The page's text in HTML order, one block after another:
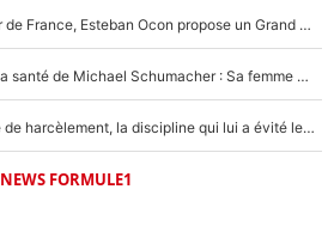
Comme pour le final du Tour de France, Esteban Ocon propose un Grand Prix de Formule 1 à Paris : «Autour de l’Arc de Triomphe, ce serait génial» !
Nouvelle rumeur autour de la santé de Michael Schumacher : Sa femme Corinna sort du silence
F1 - Lewis Hamilton victime de harcèlement, la discipline qui lui a évité le pire : «J'aurais probablement mal tourné»
NEWS FORMULE1